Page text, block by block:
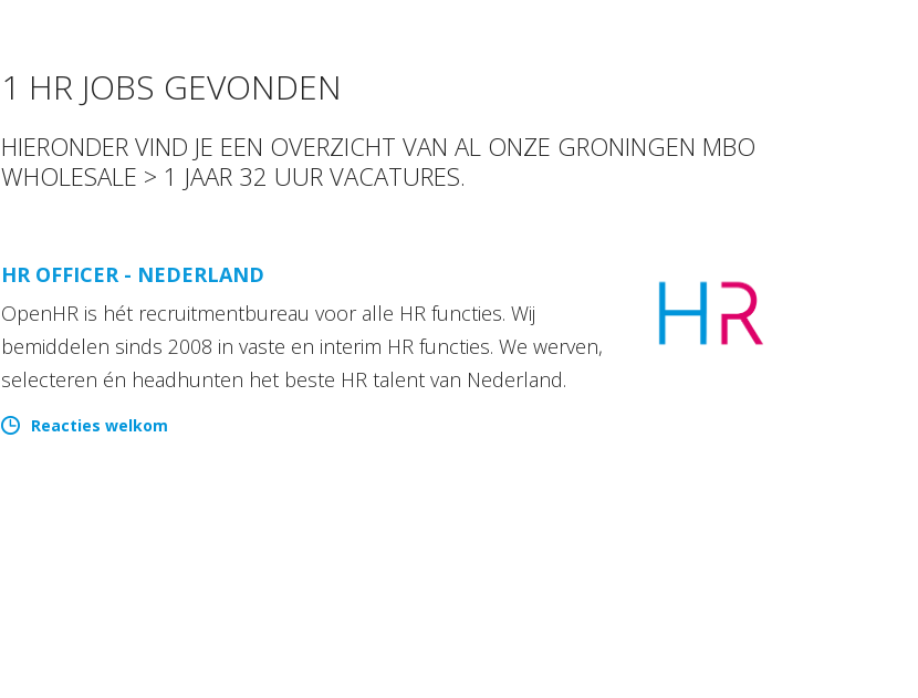
1 HR JOBS GEVONDEN
HIERONDER VIND JE EEN OVERZICHT VAN AL ONZE GRONINGEN MBO
WHOLESALE > 1 JAAR 32 UUR VACATURES.
HR OFFICER - NEDERLAND
OpenHR is hét recruitmentbureau voor alle HR functies. Wij
bemiddelen sinds 2008 in vaste en interim HR functies. We werven,
selecteren én headhunten het beste HR talent van Nederland.
Reacties welkom